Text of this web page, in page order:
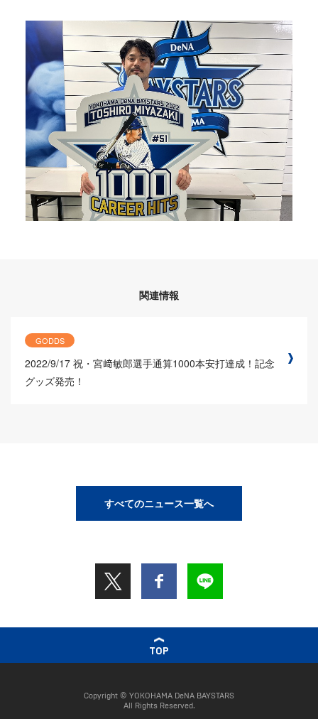
関連情報
GODDS
2022/9/17 祝・宮﨑敏郎選手通算1000本安打達成！記念
グッズ発売！
すべてのニュース一覧へ
TOP
Copyright © YOKOHAMA DeNA BAYSTARS
All Rights Reserved.